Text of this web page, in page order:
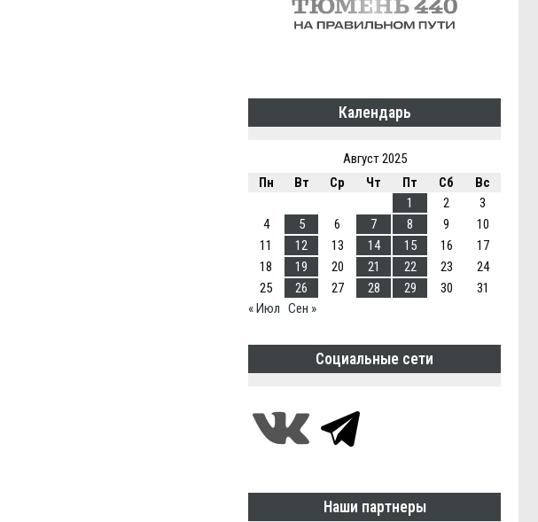
Календарь
Август 2025
Пн
Вт Ср Чт Пт Сб
Вс
1
2
3
4
5 6 7 8 9
10
11
12 13 14 15 16
17
18
19 20 21 22 23
24
25
26 27 28 29 30
31
« Июл Сен »
Социальные сети
Наши партнеры